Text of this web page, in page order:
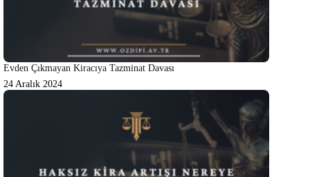
Evden Çıkmayan Kiracıya Tazminat Davası
24 Aralık 2024